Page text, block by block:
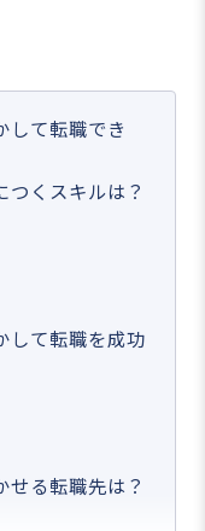
して転職でき
つくスキルは？
して転職を成功
せる転職先は？